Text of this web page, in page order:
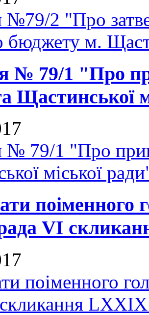
№79/2 "Про
бюджету м.
№ 79/1 "Про
Щастинської
№ 79/1 "Про
міської
VI
поіменного
LXXIX